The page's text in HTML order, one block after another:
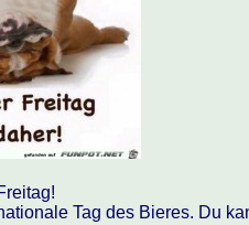
Tag des Bieres. Du